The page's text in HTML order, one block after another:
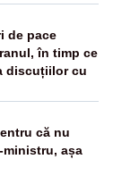
de pace
în timp ce
discuțiilor cu
că nu
ministru, așa